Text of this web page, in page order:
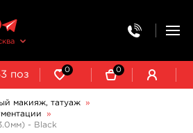
0 0
макияж, татуаж
»
»
- Black